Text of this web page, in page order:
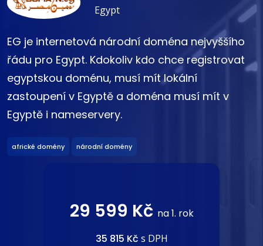
Egypt
EG je internetová národní doména nejvyššího
řádu pro Egypt. Kdokoliv kdo chce registrovat
egyptskou doménu, musí mít lokální
zastoupení v Egyptě a doména musí mít v
Egyptě i nameservery.
africké domény národní domény
29 599 Kč na 1. rok
35 815 Kč s DPH